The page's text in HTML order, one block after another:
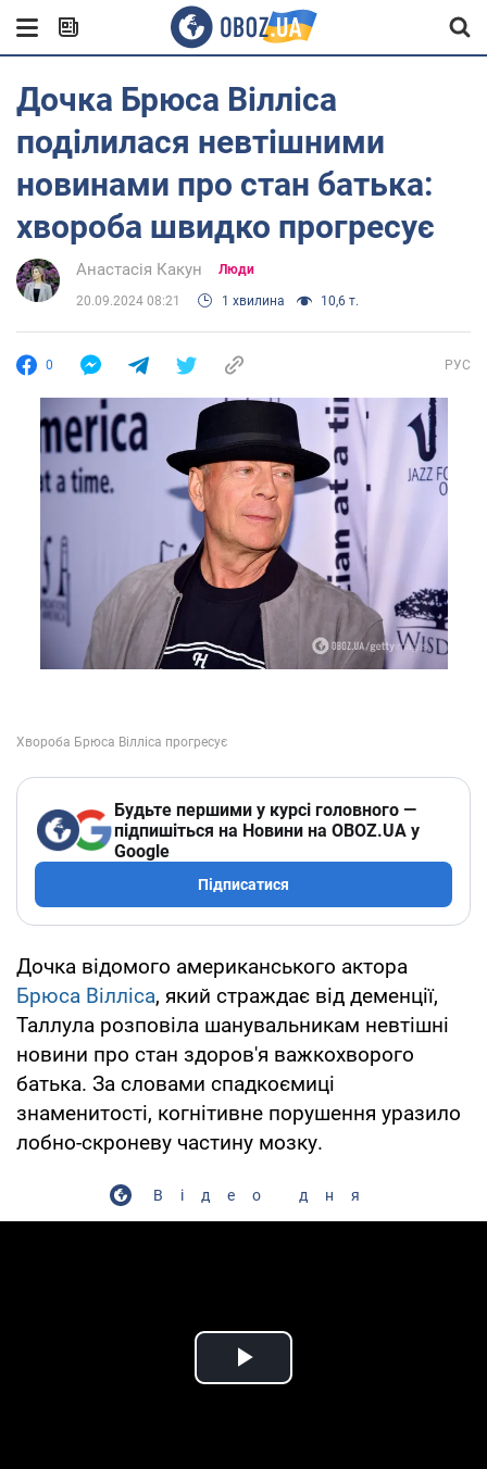
Дочка Брюса Вілліса
поділилася невтішними
новинами про стан батька:
хвороба швидко прогресує
Анастасія Какун Люди
20.09.2024 08:21 1 хвилина 10,6 т.
0 РУС
Будьте першими у курсі головного —
підпишіться на Новини на OBOZ.UA у
Google
Підписатися
Дочка відомого американського актора
Брюса Вілліса, який страждає від деменції,
Таллула розповіла шанувальникам невтішні
новини про стан здоров'я важкохворого
батька. За словами спадкоємиці
знаменитості, когнітивне порушення уразило
лобно-скроневу частину мозку.
Відео дня
Play Video